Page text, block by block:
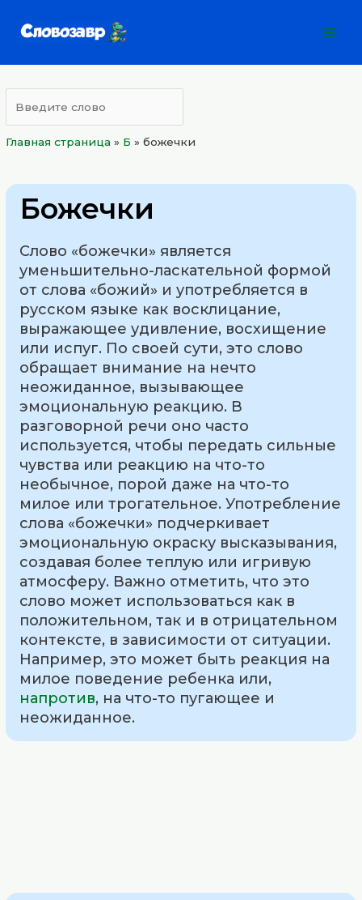
Главная страница » Б »божечки
Божечки
Слово «божечки» является
уменьшительно-ласкательной формой
от слова «божий» и употребляется в
русском языке как восклицание,
выражающее удивление, восхищение
или испуг. По своей сути, это слово
обращает внимание на нечто
неожиданное, вызывающее
эмоциональную реакцию. В
разговорной речи оно часто
используется, чтобы передать сильные
чувства или реакцию на что-то
необычное, порой даже на что-то
милое или трогательное. Употребление
слова «божечки» подчеркивает
эмоциональную окраску высказывания,
создавая более теплую или игривую
атмосферу. Важно отметить, что это
слово может использоваться как в
положительном, так и в отрицательном
контексте, в зависимости от ситуации.
Например, это может быть реакция на
милое поведение ребенка или,
напротив, на что-то пугающее и
неожиданное.